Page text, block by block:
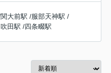
関大前駅 /服部天神駅 /
田駅 /四条畷駅